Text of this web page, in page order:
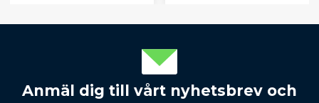
Anmäl dig till vårt nyhetsbrev och